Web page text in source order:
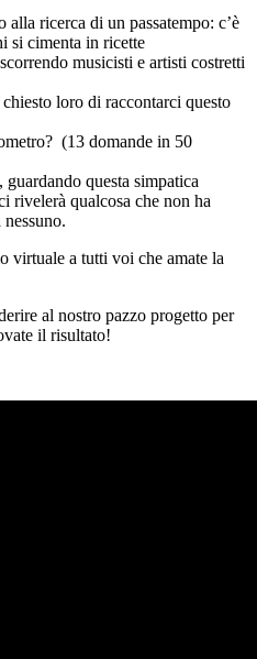
ricerca di un passatempo: c’è
si cimenta in ricette
musicisti e artisti costretti
loro di raccontarci questo
(13 domande in 50
questa simpatica
rivelerà qualcosa che non ha
virtuale a tutti voi che amate la
al nostro pazzo progetto per
il risultato!